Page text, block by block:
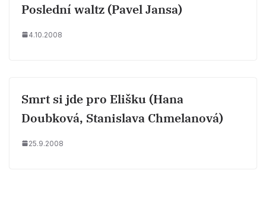
Poslední waltz (Pavel Jansa)
4.10.2008
Smrt si jde pro Elišku (Hana
Doubková, Stanislava Chmelanová)
25.9.2008